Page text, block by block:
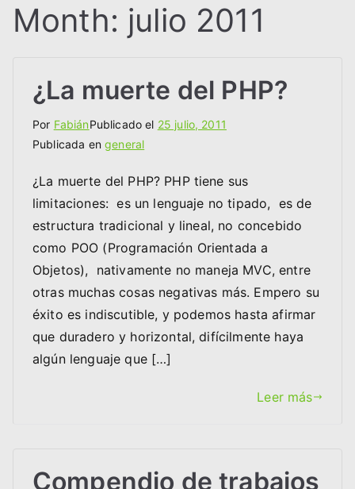
Month: julio 2011
¿La muerte del PHP?
Por FabiánPublicado el 25 julio, 2011
Publicada engeneral
¿La muerte del PHP? PHP tiene sus
limitaciones: es un lenguaje no tipado, es de
estructura tradicional y lineal, no concebido
como POO (Programación Orientada a
Objetos), nativamente no maneja MVC, entre
otras muchas cosas negativas más. Empero su
éxito es indiscutible, y podemos hasta afirmar
que duradero y horizontal, difícilmente haya
algún lenguaje que […]
Leer más
Compendio de trabajos